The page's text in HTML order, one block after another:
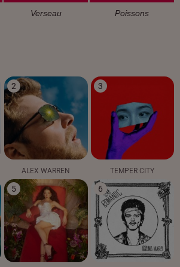
Verseau Poissons
2
ALEX WARREN
3
TEMPER CITY
5 6